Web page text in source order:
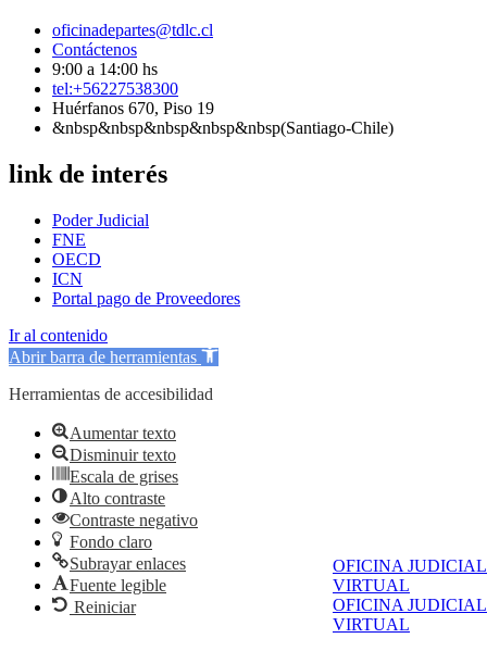
OFICINA JUDICIAL
VIRTUAL
OFICINA JUDICIAL
VIRTUAL
oficinadepartes@tdlc.cl
Contáctenos
9:00 a 14:00 hs
tel:+56227538300
Huérfanos 670, Piso 19
&nbsp&nbsp&nbsp&nbsp&nbsp(Santiago-Chile)
link de interés
Poder Judicial
FNE
OECD
ICN
Portal pago de Proveedores
Ir al contenido
Abrir barra de herramientas
Herramientas de accesibilidad
Aumentar texto
Disminuir texto
Escala de grises
Alto contraste
Contraste negativo
Fondo claro
Subrayar enlaces
Fuente legible
Reiniciar